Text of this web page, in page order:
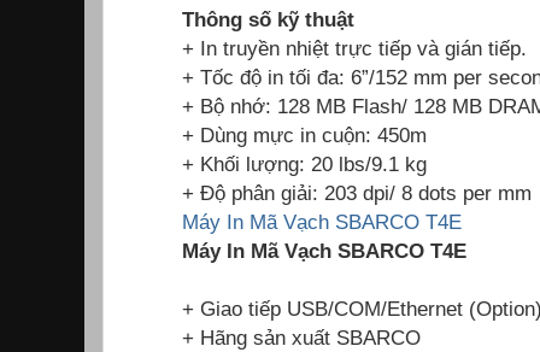
Thông số kỹ thuật
+ In truyền nhiệt trực tiếp và gián tiếp.
+ Tốc độ in tối đa: 6”/152 mm per
+ Bộ nhớ: 128 MB Flash/ 128 MB
+ Dùng mực in cuộn: 450m
+ Khối lượng: 20 lbs/9.1 kg
+ Độ phân giải: 203 dpi/ 8 dots per mm
Máy In Mã Vạch SBARCO T4E
Máy In Mã Vạch SBARCO T4E
+ Giao tiếp USB/COM/Ethernet
+ Hãng sản xuất SBARCO